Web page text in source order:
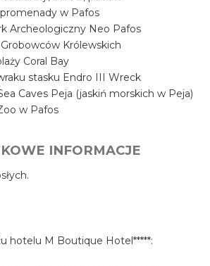
w Pafos
Archeologiczny Neo Pafos
Królewskich
Coral Bay
stasku Endro III Wreck
Caves Peja (jaskiń morskich w Peja)
w Pafos
INFORMACJE
hotelu M Boutique Hotel*****: